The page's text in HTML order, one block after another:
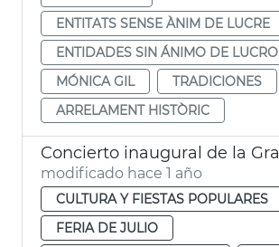
ENTITATS SENSE ÀNIM DE LUCRE
ENTIDADES SIN ÁNIMO DE LUCRO
MÓNICA GIL
TRADICIONES
ARRELAMENT HISTÒRIC
modificado hace 1 año
CULTURA Y FIESTAS POPULARES
FERIA DE JULIO